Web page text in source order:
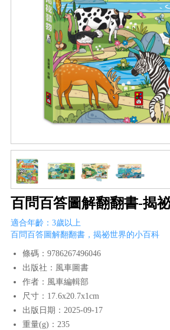
海外購物免煩惱！點我查看『海外
百問百答圖解翻翻書-揭
適合年齡：3歲以上
百問百答圖解翻翻書，揭祕世界的小百科
條碼：9786267496046
出版社：風車圖書
作者：風車編輯部
尺寸：17.6x20.7x1cm
出版日期：2025-09-17
重量(g)：235